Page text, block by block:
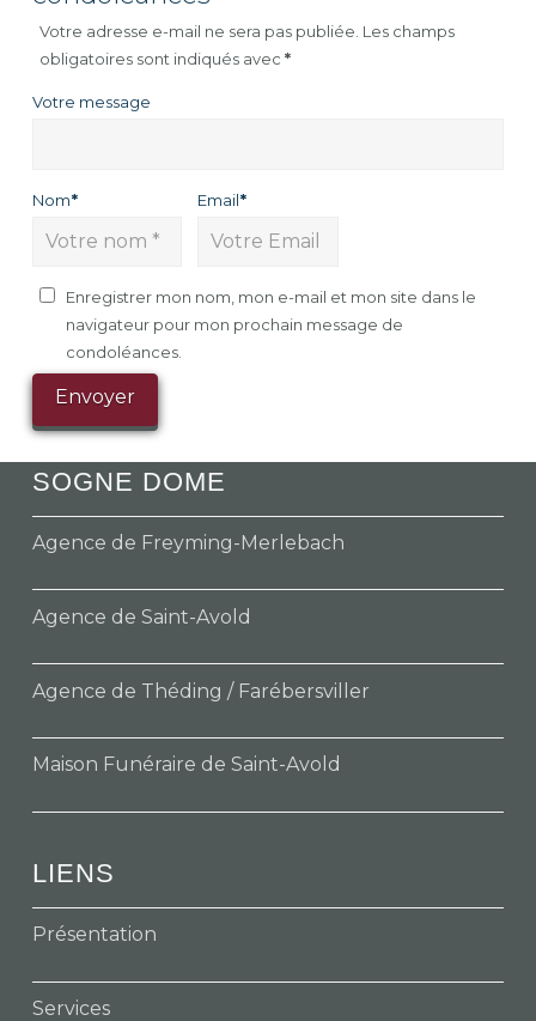
Votre adresse e-mail ne sera pas publiée. Les champs
obligatoires sont indiqués avec*
Votre message
Nom* Email*
Enregistrer mon nom, mon e-mail et mon site dans le
navigateur pour mon prochain message de
condoléances.
SOGNE DOME
Agence de Freyming-Merlebach
Agence de Saint-Avold
Agence de Théding / Farébersviller
Maison Funéraire de Saint-Avold
LIENS
Présentation
Services